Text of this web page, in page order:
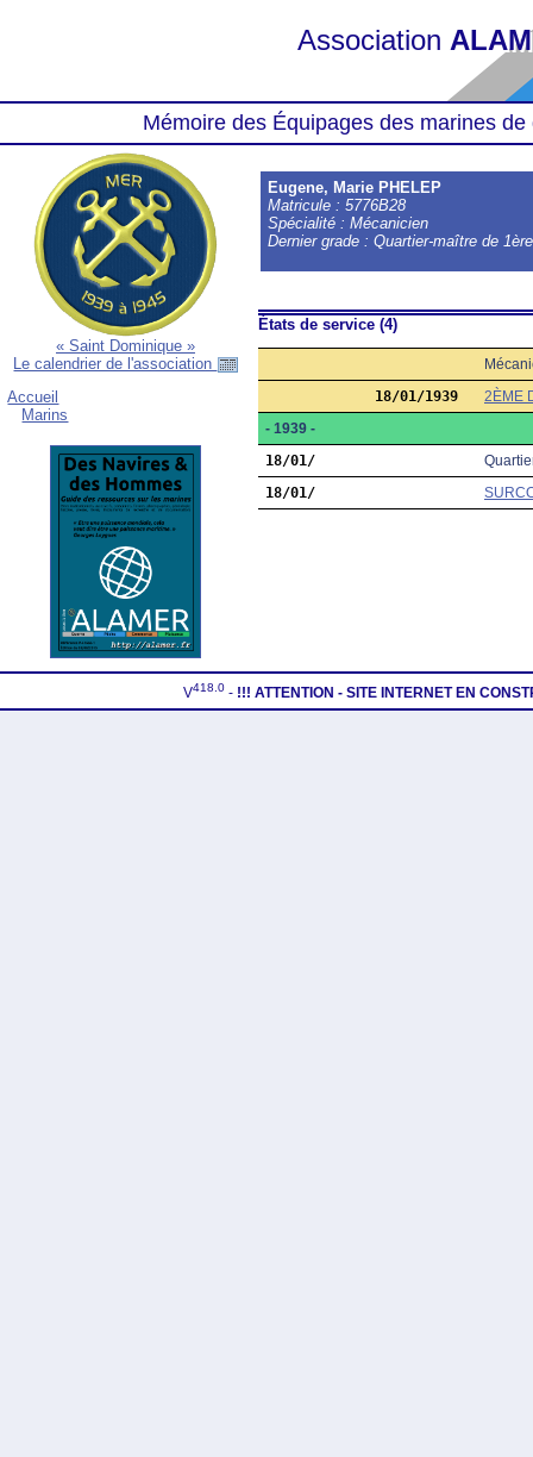
Association
Mémoire des Équipages des marines
« Saint Dominique »
Le calendrier de l'association
Accueil
Marins
Eugene, Marie PHELEP
Matricule : 5776B28
Spécialité : Mécanicien
Dernier grade : Quartier-maître de
États de service (4)
18/01/1939
2ÈME
- 1939 -
18/01/
18/01/
V418.0 - !!! ATTENTION - SITE INTERNET EN